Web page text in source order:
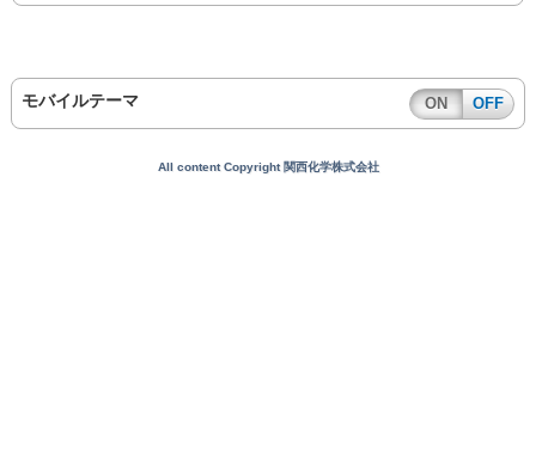
モバイルテーマ ON OFF
All content Copyright 関西化学株式会社